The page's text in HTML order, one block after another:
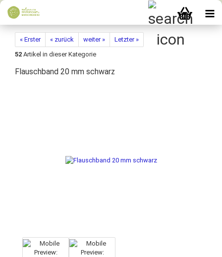
« Erster « zurück weiter »
Letzter »
52 Artikel in dieser Kategorie
Flauschband 20 mm schwarz